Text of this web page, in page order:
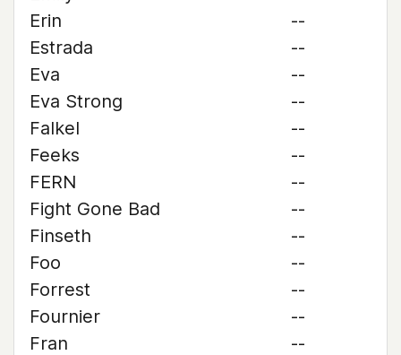
Erin
--
Estrada
--
Eva
--
Eva Strong
--
Falkel
--
Feeks
--
FERN
--
Fight Gone Bad
--
Finseth
--
Foo
--
Forrest
--
Fournier
--
Fran
--